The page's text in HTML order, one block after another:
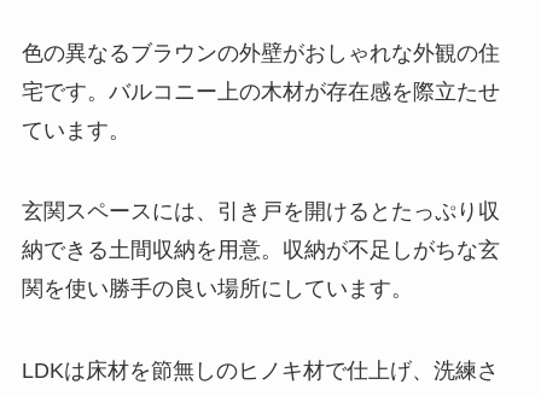
色の異なるブラウンの外壁がおしゃれな外観の住
宅です。バルコニー上の木材が存在感を際立たせ
ています。
玄関スペースには、引き戸を開けるとたっぷり収
納できる土間収納を用意。収納が不足しがちな玄
関を使い勝手の良い場所にしています。
LDKは床材を節無しのヒノキ材で仕上げ、洗練さ